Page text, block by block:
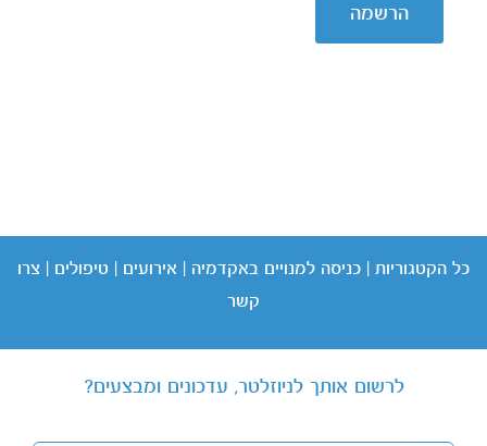
הרשמה
כל הקטגוריות | כניסה למנויים באקדמיה | אירועים | טיפולים | צרו
קשר
לרשום אותך לניוזלטר, עדכונים ומבצעים?